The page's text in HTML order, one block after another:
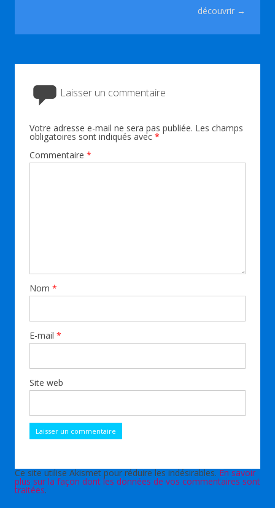
découvrir →
Laisser un commentaire
Votre adresse e-mail ne sera pas publiée. Les champs
obligatoires sont indiqués avec *
Commentaire *
Nom *
E-mail *
Site web
Ce site utilise Akismet pour réduire les indésirables.En savoir
plus sur la façon dont les données de vos commentaires sont
traitées.